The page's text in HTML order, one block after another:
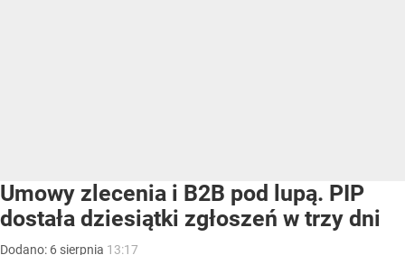
Umowy zlecenia i B2B pod lupą. PIP
dostała dziesiątki zgłoszeń w trzy dni
Dodano: 6 sierpnia 13:17